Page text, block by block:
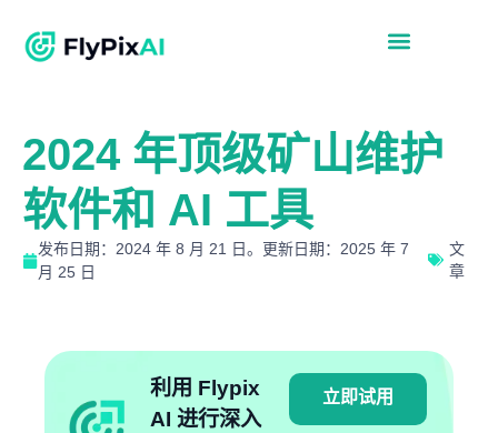
2024 年顶级矿山维护
软件和 AI 工具
发布日期：2024 年 8 月 21 日。更新日期：2025 年 7
月 25 日
文
章
利用 Flypix
AI 进行深入
立即试用